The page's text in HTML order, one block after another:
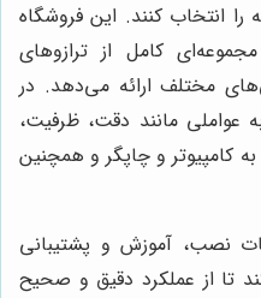
را انتخاب کنند. این فروشگاه
کامل از ترازوهای
مختلف ارائه می‌دهد. در
عواملی مانند دقت، ظرفیت،
کامپیوتر و چاپگر و همچنین
نصب، آموزش و پشتیبانی
تا از عملکرد دقیق و صحیح